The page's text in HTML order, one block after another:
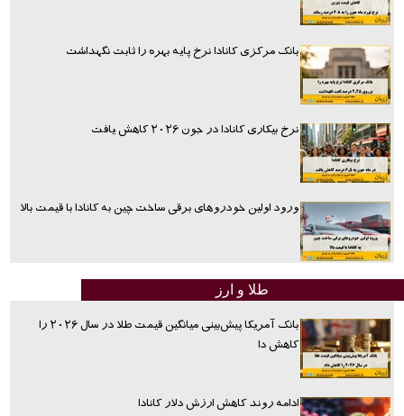
بانک مرکزی کانادا نرخ پایه بهره را ثابت نگهداشت
نرخ بیکاری کانادا در جون ۲۰۲۶ کاهش یافت
ورود اولین خودروهای برقی ساخت چین به کانادا با قیمت بالا
طلا و ارز
بانک آمریکا پیش‌بینی میانگین قیمت طلا در سال ۲۰۲۶ را
کاهش دا
ادامه روند کاهش ارزش دلار کانادا